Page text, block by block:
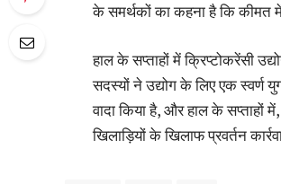
के समर्थकों का कहना है कि कीमत
हाल के सप्ताहों में क्रिप्टोकरेंसी
सदस्यों ने उद्योग के लिए एक स्वर्ण
वादा किया है, और हाल के
खिलाड़ियों के खिलाफ प्रवर्तन